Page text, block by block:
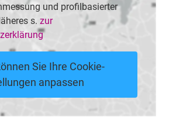
und profilbasierter
s. zur
Sie Ihre Cookie-
anpassen